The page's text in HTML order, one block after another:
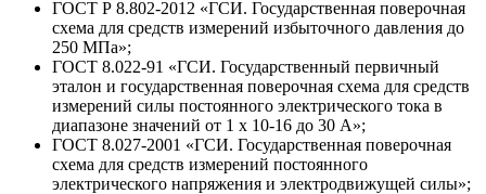
ГОСТ Р 8.802-2012 «ГСИ. Государственная поверочная
схема для средств измерений избыточного давления до
250 МПа»;
ГОСТ 8.022-91 «ГСИ. Государственный первичный
эталон и государственная поверочная схема для средств
измерений силы постоянного электрического тока в
диапазоне значений от 1 х 10-16 до 30 А»;
ГОСТ 8.027-2001 «ГСИ. Государственная поверочная
схема для средств измерений постоянного
электрического напряжения и электродвижущей силы»;